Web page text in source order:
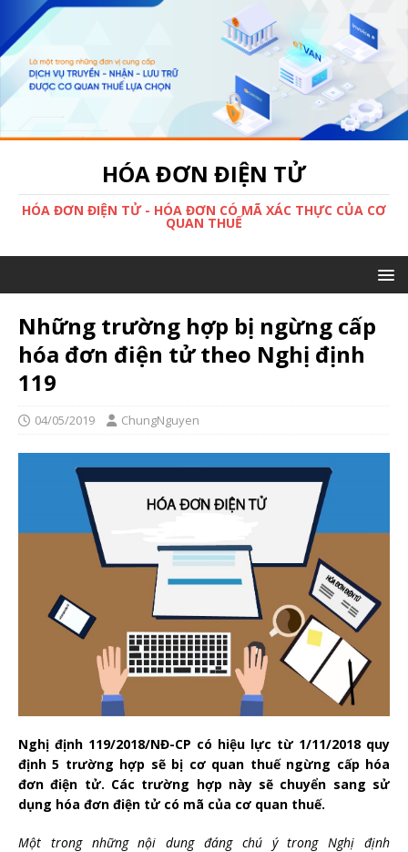
HÓA ĐƠN ĐIỆN TỬ
HÓA ĐƠN ĐIỆN TỬ - HÓA ĐƠN CÓ MÃ XÁC THỰC CỦA CƠ
QUAN THUẾ
Những trường hợp bị ngừng cấp
hóa đơn điện tử theo Nghị định
119
04/05/2019 ChungNguyen
Nghị định 119/2018/NĐ-CP có hiệu lực từ 1/11/2018 quy
định 5 trường hợp sẽ bị cơ quan thuế ngừng cấp hóa
đơn điện tử. Các trường hợp này sẽ chuyển sang sử
dụng hóa đơn điện tử có mã của cơ quan thuế.
Một trong những nội dung đáng chú ý trong Nghị định